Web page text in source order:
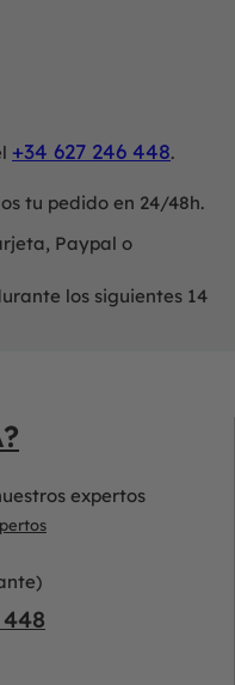
+34 627 246 448.
tu pedido en 24/48h.
Paypal o
los siguientes 14
expertos